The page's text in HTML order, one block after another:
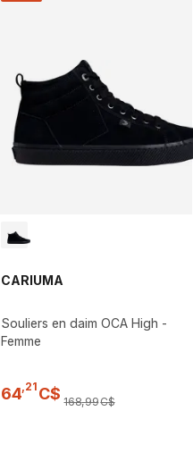
CARIUMA
Souliers en daim OCA High -
Femme
64 21 C$ 168,99C$